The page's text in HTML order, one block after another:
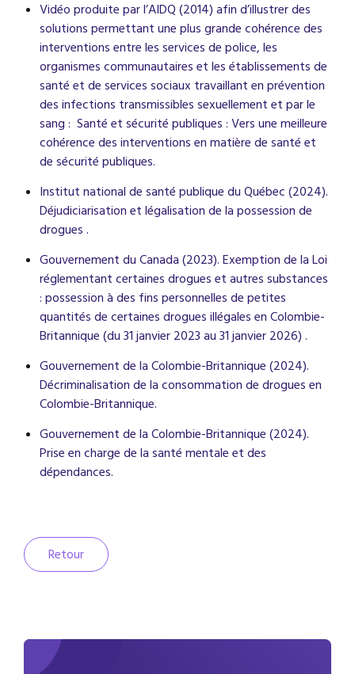
Vidéo produite par l’AIDQ (2014) afin d’illustrer des
solutions permettant une plus grande cohérence des
interventions entre les services de police, les
organismes communautaires et les établissements de
santé et de services sociaux travaillant en prévention
des infections transmissibles sexuellement et par le
sang : Santé et sécurité publiques : Vers une meilleure
cohérence des interventions en matière de santé et
de sécurité publiques.
Institut national de santé publique du Québec (2024).
Déjudiciarisation et légalisation de la possession de
drogues .
Gouvernement du Canada (2023). Exemption de la Loi
réglementant certaines drogues et autres substances
: possession à des fins personnelles de petites
quantités de certaines drogues illégales en Colombie-
Britannique (du 31 janvier 2023 au 31 janvier 2026) .
Gouvernement de la Colombie-Britannique (2024).
Décriminalisation de la consommation de drogues en
Colombie-Britannique.
Gouvernement de la Colombie-Britannique (2024).
Prise en charge de la santé mentale et des
dépendances.
Retour